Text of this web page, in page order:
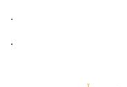
.
.